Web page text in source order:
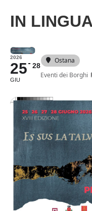
IN
2026
25
GIU
28
Ostana
Eventi dei Borghi